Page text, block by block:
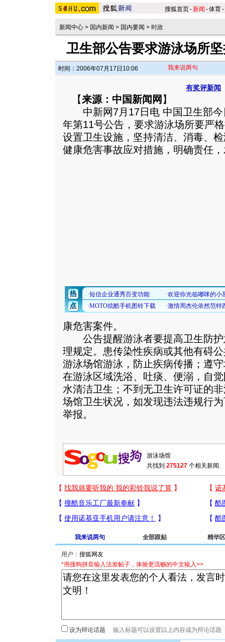
搜狐首页-新闻 -体育-
新闻中心 > 国内新闻 > 国内要闻 > 时政
卫生部公告要求游泳场所
时间：2006年07月17日10:06 我来说两句
有奖评新闻
【来源：中国新闻网 】
中新网7月17日电 中国卫生部今
年第11号公告，要求游泳场所要严
设置卫生设施，坚持清洁、消毒、
健康危害事故应对措施，明确责任
康危害案件。
公告提醒游泳者要提高卫生防护
理规定。患传染性疾病或其他有碍
游泳场馆游泳，防止疾病传播；遵
在游泳区域洗浴、吐痰、便溺，自
水清洁卫生；不到无卫生许可证的
场馆卫生状况，如发现违法违规行
举报。
共找到 275127 个相关新闻.
我来说两句 全部跟贴 精华区
用户：
*用搜狗拼音输入法发帖子，体验更流畅的中文输入>>
设为辩论话题